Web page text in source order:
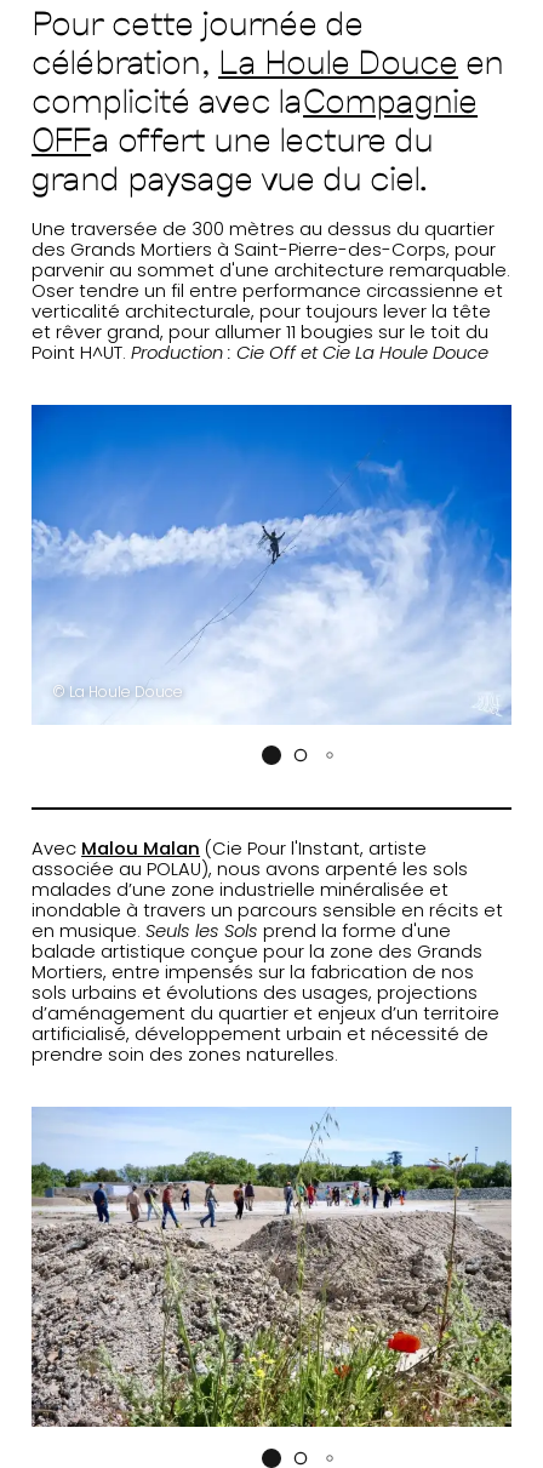
Pour cette journée de
célébration, La Houle Douce en
complicité avec laCompagnie
OFFa offert une lecture du
grand paysage vue du ciel.
Une traversée de 300 mètres au dessus du quartier
des Grands Mortiers à Saint-Pierre-des-Corps, pour
parvenir au sommet d'une architecture remarquable.
Oser tendre un fil entre performance circassienne et
verticalité architecturale, pour toujours lever la tête
et rêver grand, pour allumer 11 bougies sur le toit du
Point H^UT.Production : Cie Off et Cie La Houle Douce
© La Houle Douce
Avec Malou Malan (Cie Pour l'Instant, artiste
associée au POLAU), nous avons arpenté les sols
malades d’une zone industrielle minéralisée et
inondable à travers un parcours sensible en récits et
en musique.Seuls les Sols prend la forme d'une
balade artistique conçue pour la zone des Grands
Mortiers, entre impensés sur la fabrication de nos
sols urbains et évolutions des usages, projections
d’aménagement du quartier et enjeux d’un territoire
artificialisé, développement urbain et nécessité de
prendre soin des zones naturelles.